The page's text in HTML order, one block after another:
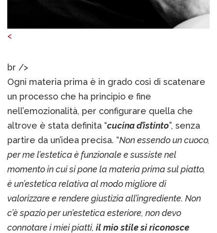
<
br />
Ogni materia prima è in grado così di scatenare
un processo che ha principio e fine
nell’emozionalità, per configurare quella che
altrove è stata definita “cucina d’istinto”, senza
partire da un’idea precisa. “Non essendo un cuoco,
per me l’estetica è funzionale e sussiste nel
momento in cui si pone la materia prima sul piatto,
è un’estetica relativa al modo migliore di
valorizzare e rendere giustizia all’ingrediente. Non
c’è spazio per un’estetica esteriore, non devo
connotare i miei piatti, il mio stile si riconosce